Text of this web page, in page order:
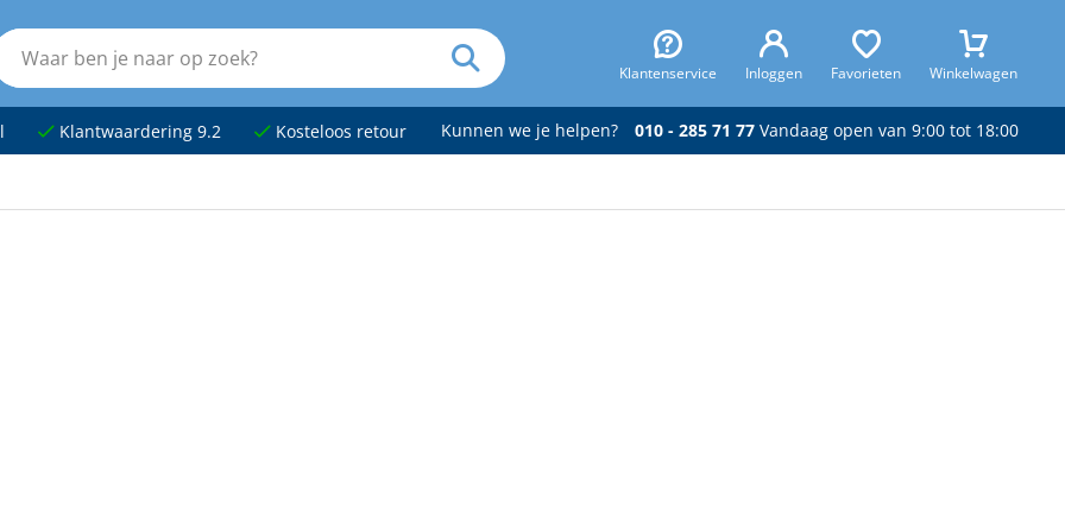
Klantenservice Inloggen Favorieten Winkelwagen
Klantwaardering 9.2 Kosteloos retour Kunnen we je helpen? 010 - 285 71 77Vandaag open van 9:00 tot 18:00